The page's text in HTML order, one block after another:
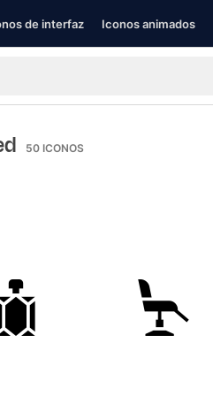
de interfaz Iconos animados
50 ICONOS